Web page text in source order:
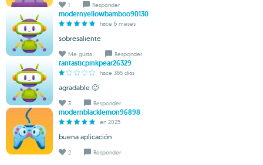
1 Responder
modernyellowbamboo90130
hace 6 meses
sobresaliente
Me gusta Responder
fantasticpinkpear26329
hace 365 días
agradable 🙂
3 Responder
modernblacklemon96898
en 2025
buena aplicación
2 Responder